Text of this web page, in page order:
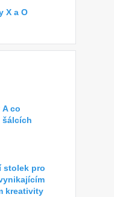
X a O
co
šálcích
stolek pro
kreativity